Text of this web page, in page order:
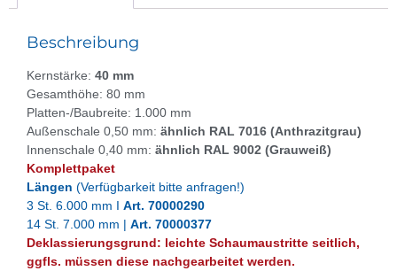
Beschreibung
Kernstärke: 40 mm
Gesamthöhe: 80 mm
Platten-/Baubreite: 1.000 mm
Außenschale 0,50 mm: ähnlich RAL 7016 (Anthrazitgrau)
Innenschale 0,40 mm: ähnlich RAL 9002 (Grauweiß)
Komplettpaket
Längen (Verfügbarkeit bitte anfragen!)
3 St. 6.000 mm I Art. 70000290
14 St. 7.000 mm | Art. 70000377
Deklassierungsgrund: leichte Schaumaustritte seitlich,
ggfls. müssen diese nachgearbeitet werden.